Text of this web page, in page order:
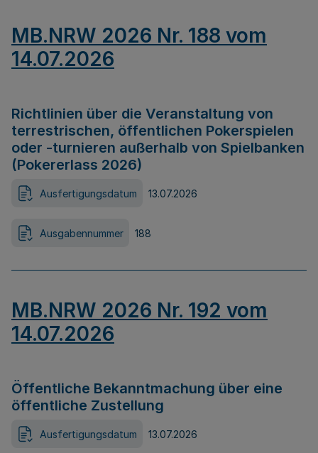
MB.NRW 2026 Nr. 188 vom
14.07.2026
Richtlinien über die Veranstaltung von
terrestrischen, öffentlichen Pokerspielen
oder -turnieren außerhalb von Spielbanken
(Pokererlass 2026)
Ausfertigungsdatum 13.07.2026
Ausgabennummer 188
MB.NRW 2026 Nr. 192 vom
14.07.2026
Öffentliche Bekanntmachung über eine
öffentliche Zustellung
Ausfertigungsdatum 13.07.2026